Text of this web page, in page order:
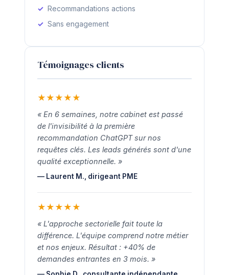
Recommandations actions
Sans engagement
Témoignages clients
★ ★ ★ ★ ★
« En 6 semaines, notre cabinet est passé
de l'invisibilité à la première
recommandation ChatGPT sur nos
requêtes clés. Les leads générés sont d'une
qualité exceptionnelle. »
— Laurent M., dirigeant PME
★ ★ ★ ★ ★
« L'approche sectorielle fait toute la
différence. L'équipe comprend notre métier
et nos enjeux. Résultat : +40% de
demandes entrantes en 3 mois. »